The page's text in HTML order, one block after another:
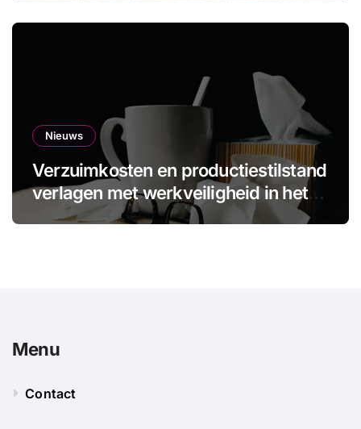
Nieuws
Verzuimkosten en productiestilstand
verlagen met werkveiligheid in het
MKB
Menu
Contact